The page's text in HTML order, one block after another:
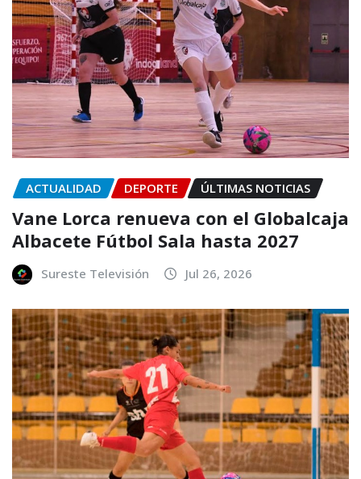
ACTUALIDAD DEPORTE ÚLTIMAS NOTICIAS
Vane Lorca renueva con el Globalcaja
Albacete Fútbol Sala hasta 2027
Sureste Televisión Jul 26, 2026